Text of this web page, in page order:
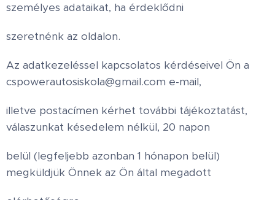
személyes adataikat, ha érdeklődni
szeretnénk az oldalon.
Az adatkezeléssel kapcsolatos kérdéseivel Ön a
cspowerautosiskola@gmail.com e-mail,
illetve postacímen kérhet további tájékoztatást,
válaszunkat késedelem nélkül, 20 napon
belül (legfeljebb azonban 1 hónapon belül)
megküldjük Önnek az Ön által megadott